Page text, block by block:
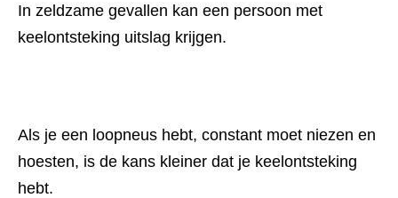
In zeldzame gevallen kan een persoon met
keelontsteking uitslag krijgen.
Als je een loopneus hebt, constant moet niezen en
hoesten, is de kans kleiner dat je keelontsteking
hebt.